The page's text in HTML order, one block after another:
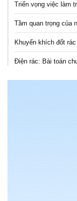
Triển vọng việc làm
Tầm quan trọng của
Khuyến khích đốt
Điện rác: Bài toán